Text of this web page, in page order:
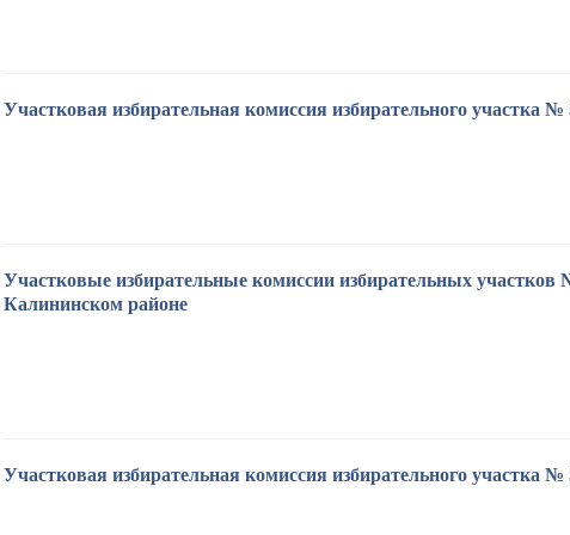
Участковая избирательная комиссия избирательного
Участковые избирательные комиссии избирательных
Калининском районе
Участковая избирательная комиссия избирательного